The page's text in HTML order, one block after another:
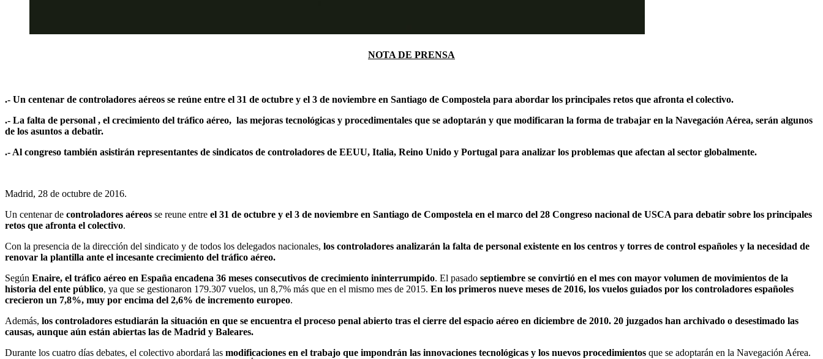
NOTA DE PRENSA
.- Un centenar de controladores aéreos se reúne entre el 31 de octubre y el 3 de noviembre en Santiago de Compostela para abordar los principales retos que afronta el colectivo.
.- La falta de personal , el crecimiento del tráfico aéreo, las mejoras tecnológicas y procedimentales que se adoptarán y que modificaran la forma de trabajar en la Navegación Aérea, serán algunos
de los asuntos a debatir.
.- Al congreso también asistirán representantes de sindicatos de controladores de EEUU, Italia, Reino Unido y Portugal para analizar los problemas que afectan al sector globalmente.
Madrid, 28 de octubre de 2016.
Un centenar de controladores aéreos se reune entre el 31 de octubre y el 3 de noviembre en Santiago de Compostela en el marco del 28 Congreso nacional de USCA para debatir sobre los principales
retos que afronta el colectivo.
Con la presencia de la dirección del sindicato y de todos los delegados nacionales, los controladores analizarán la falta de personal existente en los centros y torres de control españoles y la necesidad de
renovar la plantilla ante el incesante crecimiento del tráfico aéreo.
Según Enaire, el tráfico aéreo en España encadena 36 meses consecutivos de crecimiento ininterrumpido. El pasado septiembre se convirtió en el mes con mayor volumen de movimientos de la
historia del ente público, ya que se gestionaron 179.307 vuelos, un 8,7% más que en el mismo mes de 2015. En los primeros nueve meses de 2016, los vuelos guiados por los controladores españoles
crecieron un 7,8%, muy por encima del 2,6% de incremento europeo.
Además, los controladores estudiarán la situación en que se encuentra el proceso penal abierto tras el cierre del espacio aéreo en diciembre de 2010. 20 juzgados han archivado o desestimado las
causas, aunque aún están abiertas las de Madrid y Baleares.
Durante los cuatro días debates, el colectivo abordará las modificaciones en el trabajo que impondrán las innovaciones tecnológicas y los nuevos procedimientos que se adoptarán en la Navegación Aérea.